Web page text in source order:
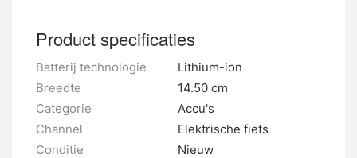
Product specificaties
Batterij technologie
Lithium-ion
Breedte
14.50 cm
Categorie
Accu's
Channel
Elektrische fiets
Conditie
Nieuw